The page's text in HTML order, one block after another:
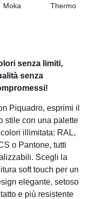
Moka
Thermo
senza limiti,
senza
Piquadro, esprimi il
stile con una palette
illimitata: RAL,
o Pantone, tutti
Scegli la
soft touch per un
elegante, setoso
e più resistente